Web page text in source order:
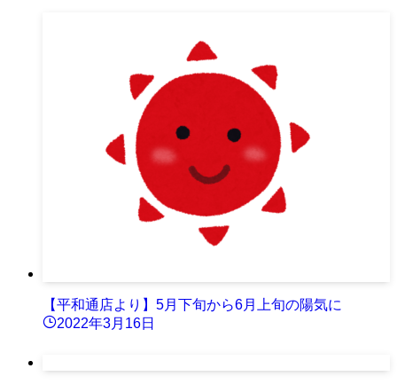
【平和通店より】5月下旬から6月上旬の陽気に
2022年3月16日